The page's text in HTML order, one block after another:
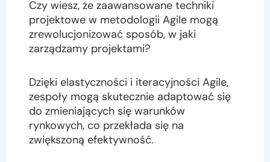
Czy wiesz, że zaawansowane techniki
projektowe w metodologii Agile mogą
zrewolucjonizować sposób, w jaki
zarządzamy projektami?
Dzięki elastyczności i iteracyjności Agile,
zespoły mogą skutecznie adaptować się
do zmieniających się warunków
rynkowych, co przekłada się na
zwiększoną efektywność.